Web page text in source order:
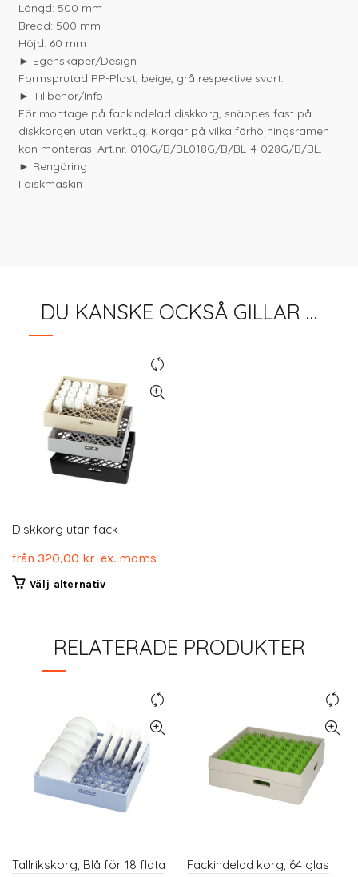
Längd: 500 mm
Bredd: 500 mm
Höjd: 60 mm
► Egenskaper/Design
Formsprutad PP-Plast, beige, grå respektive svart.
► Tillbehör/Info
För montage på fackindelad diskkorg, snäppes fast på
diskkorgen utan verktyg. Korgar på vilka förhöjningsramen
kan monteras: Art.nr. 010G/B/BL018G/B/BL-4-028G/B/BL.
► Rengöring
I diskmaskin
DU KANSKE OCKSÅ GILLAR …
Diskkorg utan fack
från 320,00 kr ex. moms
Välj alternativDen
flera
alternativen
kan
väljas
på
produktsidan
RELATERADE PRODUKTER
Tallrikskorg, Blå för 18 flata
Fackindelad korg, 64 glas